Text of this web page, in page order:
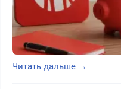
Читать дальше →